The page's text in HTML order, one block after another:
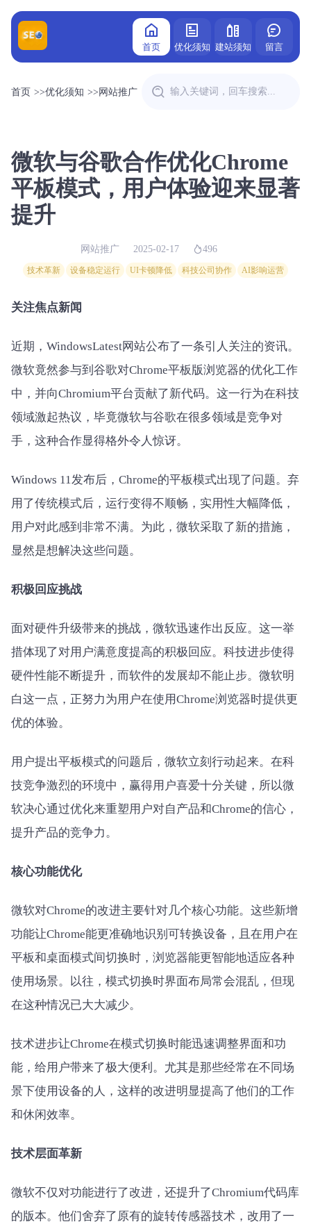
首页 优化须知 建站须知 留言
首页 >>优化须知 >>网站推广
微软与谷歌合作优化Chrome
平板模式，用户体验迎来显著
提升
网站推广 2025-02-17 496
技术革新 设备稳定运行 UI卡顿降低 科技公司协作 AI影响运营
关注焦点新闻
近期，WindowsLatest网站公布了一条引人关注的资讯。
微软竟然参与到谷歌对Chrome平板版浏览器的优化工作
中，并向Chromium平台贡献了新代码。这一行为在科技
领域激起热议，毕竟微软与谷歌在很多领域是竞争对
手，这种合作显得格外令人惊讶。
Windows 11发布后，Chrome的平板模式出现了问题。弃
用了传统模式后，运行变得不顺畅，实用性大幅降低，
用户对此感到非常不满。为此，微软采取了新的措施，
显然是想解决这些问题。
积极回应挑战
面对硬件升级带来的挑战，微软迅速作出反应。这一举
措体现了对用户满意度提高的积极回应。科技进步使得
硬件性能不断提升，而软件的发展却不能止步。微软明
白这一点，正努力为用户在使用Chrome浏览器时提供更
优的体验。
用户提出平板模式的问题后，微软立刻行动起来。在科
技竞争激烈的环境中，赢得用户喜爱十分关键，所以微
软决心通过优化来重塑用户对自产品和Chrome的信心，
提升产品的竞争力。
核心功能优化
微软对Chrome的改进主要针对几个核心功能。这些新增
功能让Chrome能更准确地识别可转换设备，且在用户在
平板和桌面模式间切换时，浏览器能更智能地适应各种
使用场景。以往，模式切换时界面布局常会混乱，但现
在这种情况已大大减少。
技术进步让Chrome在模式切换时能迅速调整界面和功
能，给用户带来了极大便利。尤其是那些经常在不同场
景下使用设备的人，这样的改进明显提高了他们的工作
和休闲效率。
技术层面革新
微软不仅对功能进行了改进，还提升了Chromium代码库
的版本。他们舍弃了原有的旋转传感器技术，改用了一